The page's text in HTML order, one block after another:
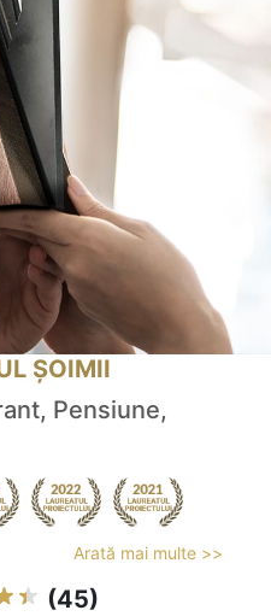
ȘOIMII
Pensiune,
Arată mai multe >>
(45)